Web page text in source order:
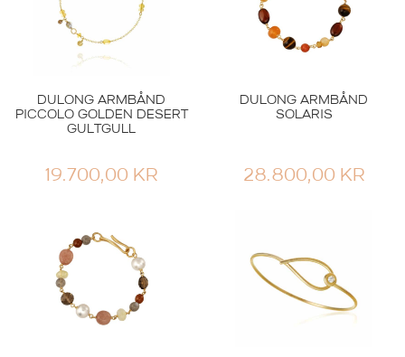
DULONG ARMBÅND
PICCOLO GOLDEN DESERT
GULTGULL
19.700,00 KR
DULONG ARMBÅND
SOLARIS
28.800,00 KR